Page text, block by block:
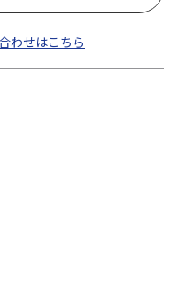
わせはこちら